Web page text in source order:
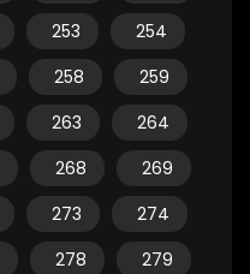
253
254
258
259
263
264
268
269
273
274
278
279